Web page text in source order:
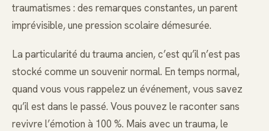
traumatismes : des remarques constantes, un parent
imprévisible, une pression scolaire démesurée.
La particularité du trauma ancien, c’est qu’il n’est pas
stocké comme un souvenir normal. En temps normal,
quand vous vous rappelez un événement, vous savez
qu’il est dans le passé. Vous pouvez le raconter sans
revivre l’émotion à 100 %. Mais avec un trauma, le